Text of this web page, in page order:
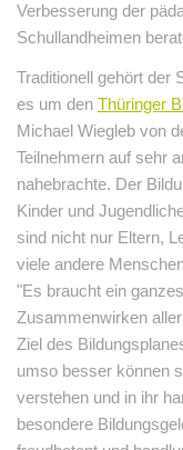
Verbesserung der
Schullandheimen
Traditionell gehört der
es um den Thüringer
Michael Wiegleb von
Teilnehmern auf sehr
nahebrachte. Der
Kinder und
sind nicht nur Eltern,
viele andere
"Es braucht ein
Zusammenwirken
Ziel des
umso besser können
verstehen und in ihr
besondere